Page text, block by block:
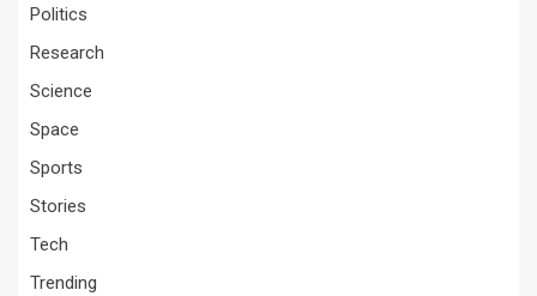
Politics
Research
Science
Space
Sports
Stories
Tech
Trending